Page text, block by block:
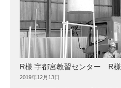
R様 宇都宮教習センター R様
2019年12月13日